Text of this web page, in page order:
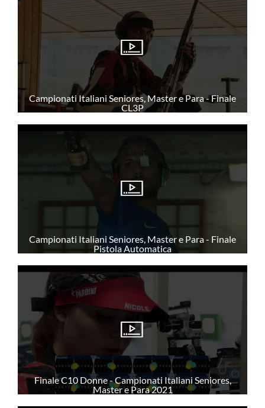
ATLETI AZZURRI
DISCIPLINE NON ISSF
Bench Rest
Production
Ex Ordinanza
Tiro Rapido Sportivo
Programma Sportivo
RISULTATI GARE
POLIGONI
Direttive Tecniche
Bozza Regolamento d'uso
Iter Progettazioni
Campionati Italiani Seniores, Master e Para - Finale
CL3P
Campionati Italiani Seniores, Master e Para - Finale
Pistola Automatica
Finale C10 Donne - Campionati Italiani Seniores,
Master e Para 2021